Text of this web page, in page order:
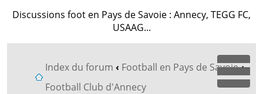
Discussions foot en Pays de Savoie : Annecy, TEGG FC,
USAAG...
Index du forum ‹ Football en Pays de Savoie‹
Football Club d'Annecy